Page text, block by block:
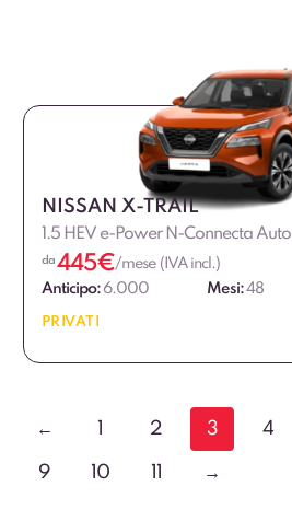
NISSAN X-TRAIL
1.5 HEV e-Power N-Connecta Auto
da 445€/mese (IVA incl.)
Anticipo: 6.000 Mesi:48
PRIVATI
← 1 2 3 4
9 10 11 →